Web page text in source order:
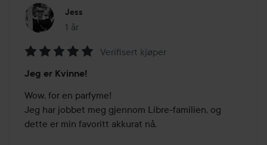
Jess
1 år
Innlegget ble opprettet 1 år
5
av
5
Verifisert kjøper
Jeg er Kvinne!
Wow, for en parfyme!
Jeg har jobbet meg gjennom Libre-familien, og
dette er min favoritt akkurat nå.